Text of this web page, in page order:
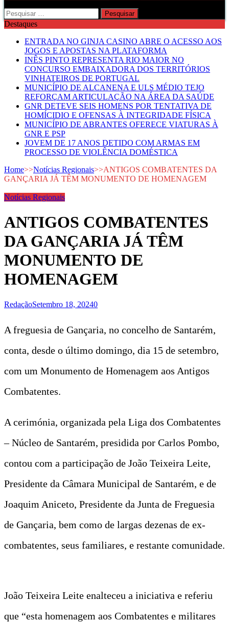
Pesquisar
por:
Destaques
ENTRADA NO GINJA CASINO ABRE O ACESSO AOS
JOGOS E APOSTAS NA PLATAFORMA
INÊS PINTO REPRESENTA RIO MAIOR NO
CONCURSO EMBAIXADORA DOS TERRITÓRIOS
VINHATEIROS DE PORTUGAL
MUNICÍPIO DE ALCANENA E ULS MÉDIO TEJO
REFORÇAM ARTICULAÇÃO NA ÁREA DA SAÚDE
GNR DETEVE SEIS HOMENS POR TENTATIVA DE
HOMÍCIDIO E OFENSAS À INTEGRIDADE FÍSICA
MUNICÍPIO DE ABRANTES OFERECE VIATURAS À
GNR E PSP
JOVEM DE 17 ANOS DETIDO COM ARMAS EM
PROCESSO DE VIOLÊNCIA DOMÉSTICA
Home>>Notícias Regionais>>ANTIGOS COMBATENTES DA
GANÇARIA JÁ TÊM MONUMENTO DE HOMENAGEM
Notícias Regionais
ANTIGOS COMBATENTES
DA GANÇARIA JÁ TÊM
MONUMENTO DE
HOMENAGEM
RedaçãoSetembro 18, 20240
A freguesia de Gançaria, no concelho de Santarém,
conta, desde o último domingo, dia 15 de setembro,
com um Monumento de Homenagem aos Antigos
Combatentes.
A cerimónia, organizada pela Liga dos Combatentes
– Núcleo de Santarém, presidida por Carlos Pombo,
contou com a participação de João Teixeira Leite,
Presidente da Câmara Municipal de Santarém, e de
Joaquim Aniceto, Presidente da Junta de Freguesia
de Gançaria, bem como de largas dezenas de ex-
combatentes, seus familiares, e restante comunidade.
João Teixeira Leite enalteceu a iniciativa e referiu
que “esta homenagem aos Combatentes e militares